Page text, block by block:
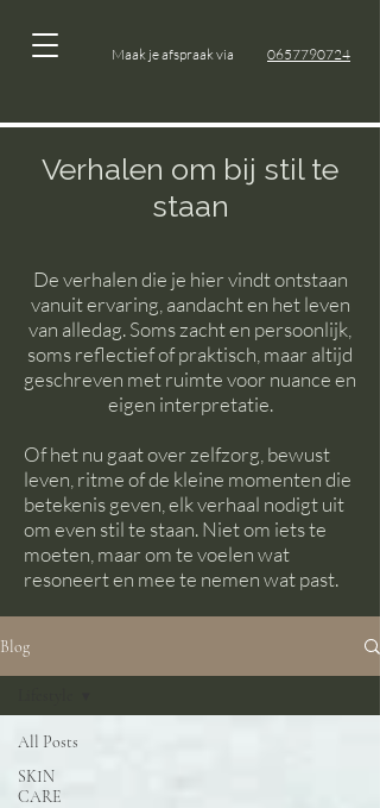
Maak je afspraak via 0657790724
Verhalen om bij stil te
staan
De verhalen die je hier vindt ontstaan
vanuit ervaring, aandacht en het leven
van alledag. Soms zacht en persoonlijk,
soms reflectief of praktisch, maar altijd
geschreven met ruimte voor nuance en
eigen interpretatie.
Of het nu gaat over zelfzorg, bewust
leven, ritme of de kleine momenten die
betekenis geven, elk verhaal nodigt uit
om even stil te staan. Niet om iets te
moeten, maar om te voelen wat
resoneert en mee te nemen wat past.
Blog
All Posts
SKIN
CARE